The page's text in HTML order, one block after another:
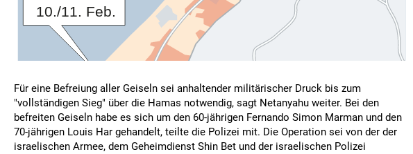
Für eine Befreiung aller Geiseln sei anhaltender militärischer Druck bis zum
"vollständigen Sieg" über die Hamas notwendig, sagt Netanyahu weiter. Bei den
befreiten Geiseln habe es sich um den 60-jährigen Fernando Simon Marman und den
70-jährigen Louis Har gehandelt, teilte die Polizei mit. Die Operation sei von der der
israelischen Armee, dem Geheimdienst Shin Bet und der israelischen Polizei